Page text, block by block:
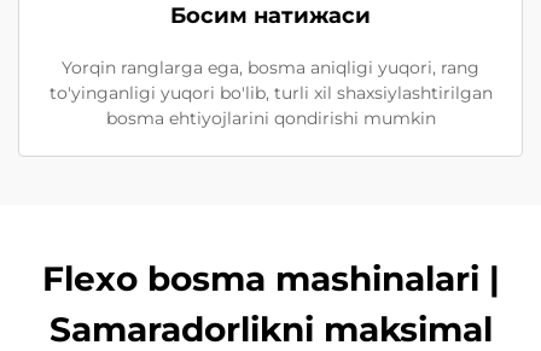
Босим натижаси
Yorqin ranglarga ega, bosma aniqligi yuqori, rang
to'yinganligi yuqori bo'lib, turli xil shaxsiylashtirilgan
bosma ehtiyojlarini qondirishi mumkin
Flexo bosma mashinalari |
Samaradorlikni maksimal